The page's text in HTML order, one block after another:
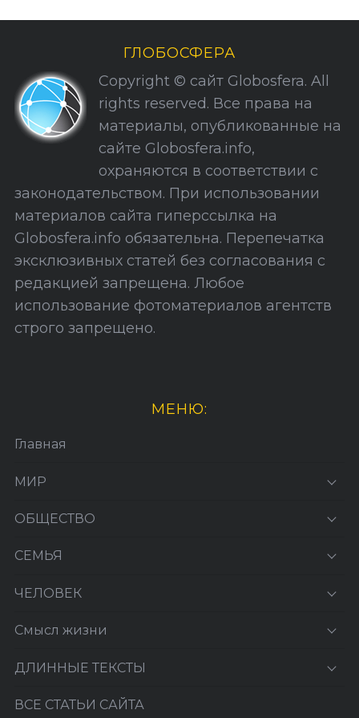
р
и
С
а
а
ГЛОБОСФЕРА
Copyright © сайт Globosfera. All
rights reserved. Все права на
материалы, опубликованные на
сайте Globosfera.info,
охраняются в соответствии с
законодательством. При использовании
материалов сайта гиперссылка на
Globosfera.info обязательна. Перепечатка
эксклюзивных статей без согласования с
редакцией запрещена. Любое
использование фотоматериалов агентств
строго запрещено.
МЕНЮ:
Главная
МИР
ОБЩЕСТВО
СЕМЬЯ
ЧЕЛОВЕК
Смысл жизни
ДЛИННЫЕ ТЕКСТЫ
ВСЕ СТАТЬИ САЙТА